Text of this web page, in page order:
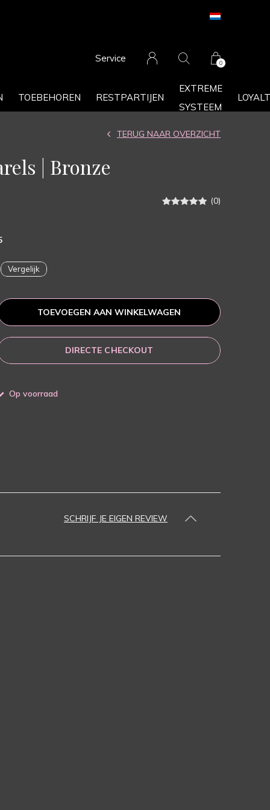
TOEBEHOREN RESTPARTIJEN
EXTREME
SYSTEEM
Service 0
| Bronze
TERUG NAAR OVERZICHT
(0)
Vergelijk
TOEVOEGEN AAN WINKELWAGEN
DIRECTE CHECKOUT
Op voorraad
SCHRIJF JE EIGEN REVIEW